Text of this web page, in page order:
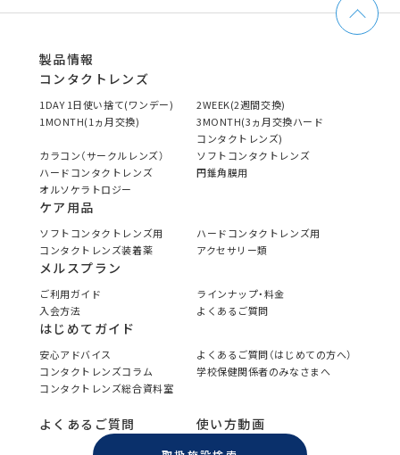
製品情報
コンタクトレンズ
1DAY 1日使い捨て(ワンデー)
2WEEK(2週間交換)
1MONTH(1ヵ月交換)
3MONTH(3ヵ月交換ハード
コンタクトレンズ)
カラコン（サークルレンズ）
ソフトコンタクトレンズ
ハードコンタクトレンズ
円錐角膜用
オルソケラトロジー
ケア用品
ソフトコンタクトレンズ用
ハードコンタクトレンズ用
コンタクトレンズ装着薬
アクセサリー類
メルスプラン
ご利用ガイド
ラインナップ・料金
入会方法
よくあるご質問
はじめてガイド
安心アドバイス
よくあるご質問（はじめての方へ）
コンタクトレンズコラム
学校保健関係者のみなさまへ
コンタクトレンズ総合資料室
よくあるご質問 使い方動画